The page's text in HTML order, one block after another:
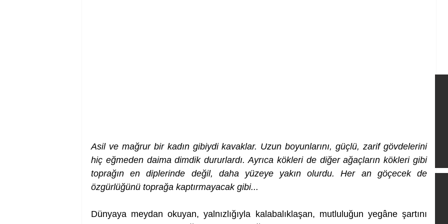
Asil ve mağrur bir kadın gibiydi kavaklar. Uzun boyunlarını, güçlü, zarif gövdelerini
hiç eğmeden daima dimdik dururlardı. Ayrıca kökleri de diğer ağaçların kökleri gibi
toprağın en diplerinde değil, daha yüzeye yakın olurdu. Her an göçecek de
özgürlüğünü toprağa kaptırmayacak gibi...
Dünyaya meydan okuyan, yalnızlığıyla kalabalıklaşan, mutluluğun yegâne şartını